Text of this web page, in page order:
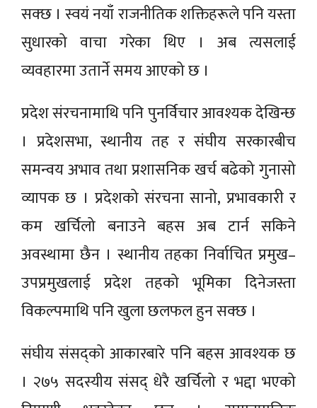
सक्छ । स्वयं नयाँ राजनीतिक शक्तिहरूले पनि यस्ता
सुधारको वाचा गरेका थिए । अब त्यसलाई
व्यवहारमा उतार्ने समय आएको छ ।
प्रदेश संरचनामाथि पनि पुनर्विचार आवश्यक देखिन्छ
। प्रदेशसभा, स्थानीय तह र संघीय सरकारबीच
समन्वय अभाव तथा प्रशासनिक खर्च बढेको गुनासो
व्यापक छ । प्रदेशको संरचना सानो, प्रभावकारी र
कम खर्चिलो बनाउने बहस अब टार्न सकिने
अवस्थामा छैन । स्थानीय तहका निर्वाचित प्रमुख–
उपप्रमुखलाई प्रदेश तहको भूमिका दिनेजस्ता
विकल्पमाथि पनि खुला छलफल हुन सक्छ ।
संघीय संसद्को आकारबारे पनि बहस आवश्यक छ
। २७५ सदस्यीय संसद् धेरै खर्चिलो र भद्दा भएको